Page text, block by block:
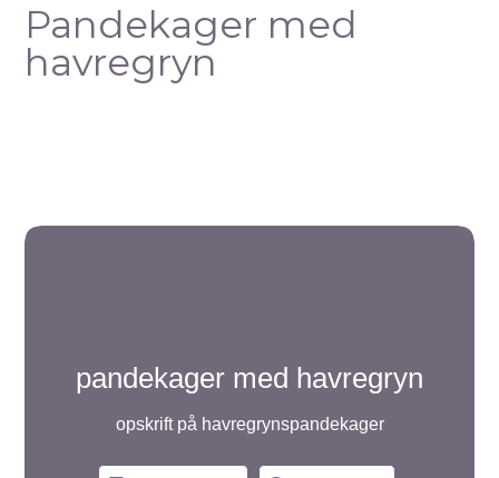
Pandekager med
havregryn
pandekager med havregryn
opskrift på havregrynspandekager